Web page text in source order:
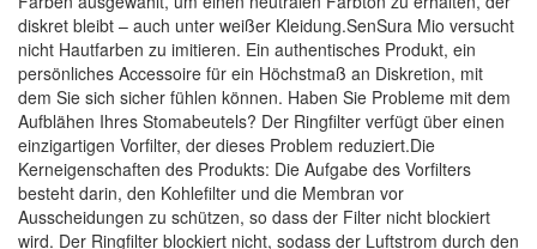
diskret bleibt – auch unter weißer Kleidung.SenSura Mio versucht
nicht Hautfarben zu imitieren. Ein authentisches Produkt, ein
persönliches Accessoire für ein Höchstmaß an Diskretion, mit
dem Sie sich sicher fühlen können. Haben Sie Probleme mit dem
Aufblähen Ihres Stomabeutels? Der Ringfilter verfügt über einen
einzigartigen Vorfilter, der dieses Problem reduziert.Die
Kerneigenschaften des Produkts: Die Aufgabe des Vorfilters
besteht darin, den Kohlefilter und die Membran vor
Ausscheidungen zu schützen, so dass der Filter nicht blockiert
wird. Der Ringfilter blockiert nicht, sodass der Luftstrom durch den